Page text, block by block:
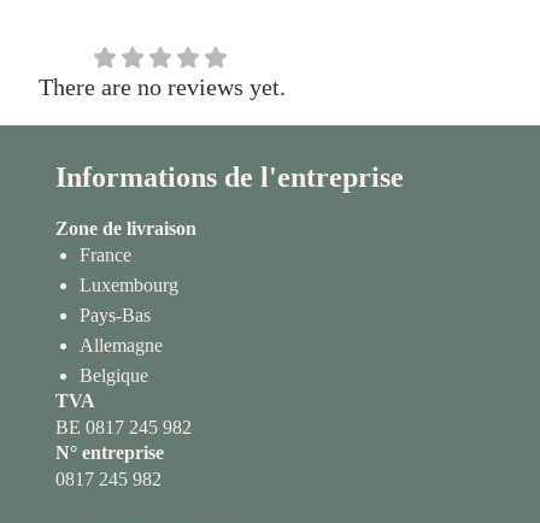
There are no reviews yet.
Informations de l'entreprise
Zone de livraison
France
Luxembourg
Pays-Bas
Allemagne
Belgique
TVA
BE 0817 245 982
N° entreprise
0817 245 982